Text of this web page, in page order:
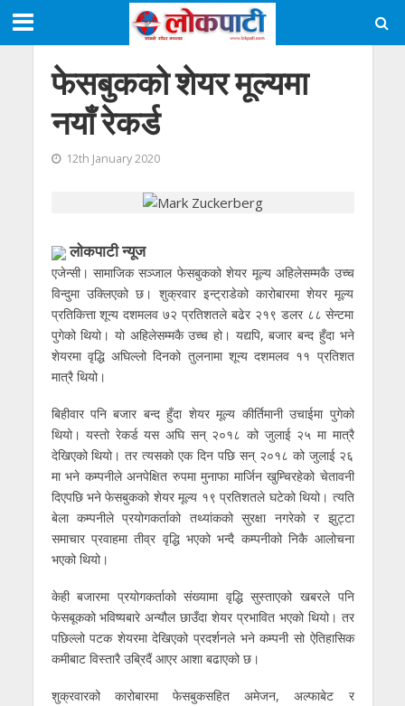
फेसबुकको शेयर मूल्यमा
नयाँ रेकर्ड
12th January 2020
लाेकपाटी न्यूज
एजेन्सी। सामाजिक सञ्जाल फेसबुकको शेयर मूल्य अहिलेसम्मकै उच्च
विन्दुमा उक्लिएको छ। शुक्रवार इन्ट्राडेको कारोबारमा शेयर मूल्य
प्रतिकित्ता शून्य दशमलव ७२ प्रतिशतले बढेर २१९ डलर ८८ सेन्टमा
पुगेको थियो। यो अहिलेसम्मकै उच्च हो। यद्यपि, बजार बन्द हुँदा भने
शेयरमा वृद्धि अघिल्लो दिनको तुलनामा शून्य दशमलव ११ प्रतिशत
मात्रै थियो।
बिहीवार पनि बजार बन्द हुँदा शेयर मूल्य कीर्तिमानी उचाईमा पुगेको
थियो। यस्तो रेकर्ड यस अघि सन् २०१८ को जुलाई २५ मा मात्रै
देखिएको थियो। तर त्यसको एक दिन पछि सन् २०१८ को जुलाई २६
मा भने कम्पनीले अनपेक्षित रुपमा मुनाफा मार्जिन खुम्चिरहेको चेतावनी
दिएपछि भने फेसबुकको शेयर मूल्य १९ प्रतिशतले घटेको थियो। त्यति
बेला कम्पनीले प्रयोगकर्ताको तथ्यांकको सुरक्षा नगरेको र झुट्टा
समाचार प्रवाहमा तीव्र वृद्धि भएको भन्दै कम्पनीको निकै आलोचना
भएको थियो।
केही बजारमा प्रयोगकर्ताको संख्यामा वृद्धि सुस्ताएको खबरले पनि
फेसबूकको भविष्यबारे अन्यौल छाउँदा शेयर प्रभावित भएको थियो। तर
पछिल्लो पटक शेयरमा देखिएको प्रदर्शनले भने कम्पनी सो ऐतिहासिक
कमीबाट विस्तारै उब्रिदैं आएर आशा बढाएको छ।
शुक्रवारको कारोबारमा फेसबुकसहित अमेजन, अल्फाबेट र